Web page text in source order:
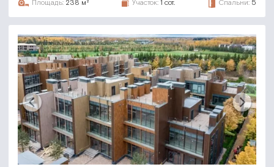
Площадь: 238 м² Участок: 1 сот. Спальни: 5